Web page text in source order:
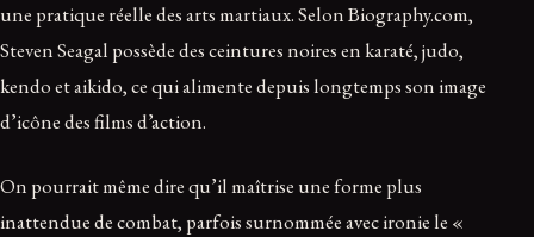
une pratique réelle des arts martiaux. Selon Biography.com,
Steven Seagal possède des ceintures noires en karaté, judo,
kendo et aikido, ce qui alimente depuis longtemps son image
d’icône des films d’action.
On pourrait même dire qu’il maîtrise une forme plus
inattendue de combat, parfois surnommée avec ironie le «